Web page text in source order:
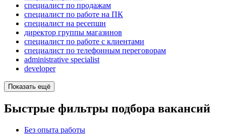
специалист по продажам
специалист по работе на ПК
специалист на ресепшн
директор группы магазинов
специалист по работе с клиентами
специалист по телефонным переговорам
administrative specialist
developer
Показать ещё
Быстрые фильтры подбора вакансий
Без опыта работы